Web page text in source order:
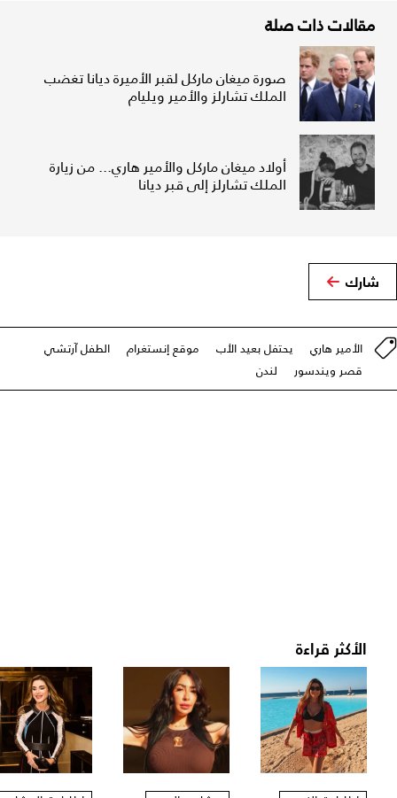
مقالات ذات صلة
صورة ميغان ماركل لقبر الأميرة ديانا تغضب
الملك تشارلز والأمير ويليام
أولاد ميغان ماركل والأمير هاري... من زيارة
الملك تشارلز إلى قبر ديانا
شارك
الأمير هاري يحتفل بعيد الأب موقع إنستغرام
الطفل آرتشي
قصر ويندسور
لندن
الأكثر قراءة